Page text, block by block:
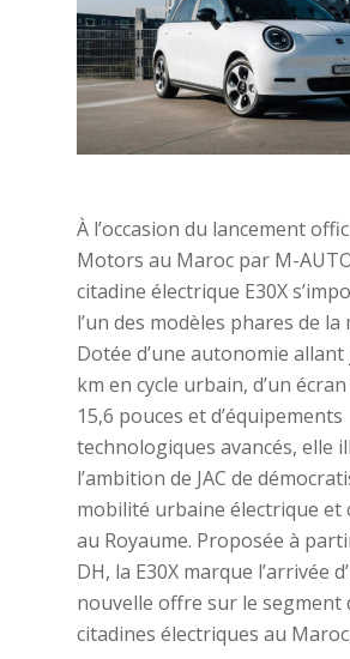
À l’occasion du lancement
Motors au Maroc par M-
citadine électrique E30X
l’un des modèles phares de la
Dotée d’une autonomie allant
km en cycle urbain, d’un
15,6 pouces et d’équipements
technologiques avancés, elle
l’ambition de JAC de
mobilité urbaine électrique et
au Royaume. Proposée à
DH, la E30X marque l’arrivée
nouvelle offre sur le segment
citadines électriques au Maroc.